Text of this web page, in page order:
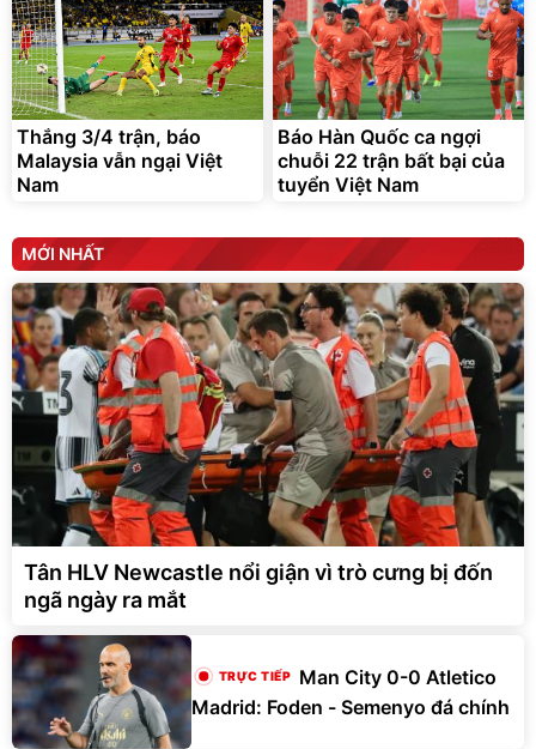
Thắng 3/4 trận, báo
Malaysia vẫn ngại Việt
Nam
Báo Hàn Quốc ca ngợi
chuỗi 22 trận bất bại của
tuyển Việt Nam
MỚI NHẤT
Tân HLV Newcastle nổi giận vì trò cưng bị đốn
ngã ngày ra mắt
Man City 0-0 Atletico
Madrid: Foden - Semenyo đá chính